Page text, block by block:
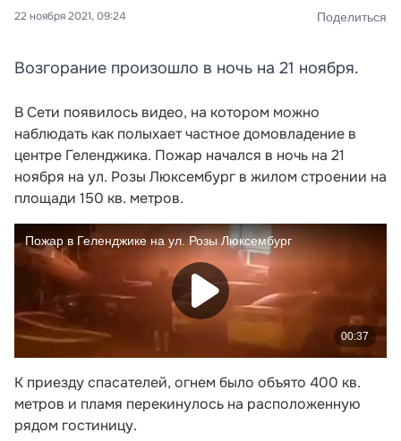
22 ноября 2021, 09:24 Поделиться
Возгорание произошло в ночь на 21 ноября.
В Сети появилось видео, на котором можно
наблюдать как полыхает частное домовладение в
центре Геленджика. Пожар начался в ночь на 21
ноября на ул. Розы Люксембург в жилом строении на
площади 150 кв. метров.
К приезду спасателей, огнем было объято 400 кв.
метров и пламя перекинулось на расположенную
рядом гостиницу.